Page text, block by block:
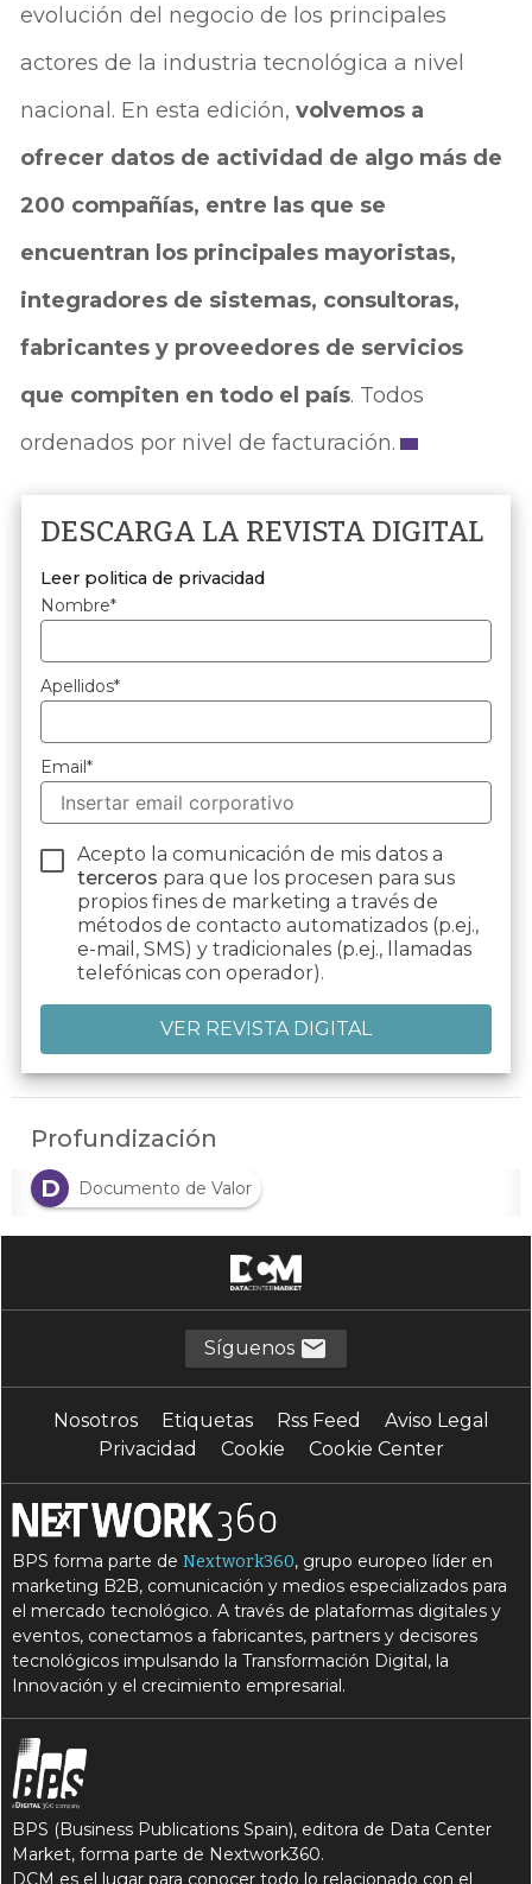
evolución del negocio de los principales
actores de la industria tecnológica a nivel
nacional. En esta edición,volvemos a
ofrecer datos de actividad de algo más de
200 compañías, entre las que se
encuentran los principales mayoristas,
integradores de sistemas, consultoras,
fabricantes y proveedores de servicios
que compiten en todo el país. Todos
ordenados por nivel de facturación.
DESCARGA LA REVISTA DIGITAL
Leer politica de privacidad
Nombre*
Apellidos*
Email*
Acepto la comunicación de mis datos a
terceros para que los procesen para sus
propios fines de marketing a través de
métodos de contacto automatizados (p.ej.,
e-mail, SMS) y tradicionales (p.ej., llamadas
telefónicas con operador).
Profundización
D
Documento de Valor
Síguenos
Nosotros Etiquetas Rss Feed
Aviso Legal
Privacidad
Cookie Cookie Center
BPS forma parte deNextwork360, grupo europeo líder en
marketing B2B, comunicación y medios especializados para
el mercado tecnológico. A través de plataformas digitales y
eventos, conectamos a fabricantes, partners y decisores
tecnológicos impulsando la Transformación Digital, la
Innovación y el crecimiento empresarial.
BPS (Business Publications Spain), editora de Data Center
Market, forma parte de Nextwork360.